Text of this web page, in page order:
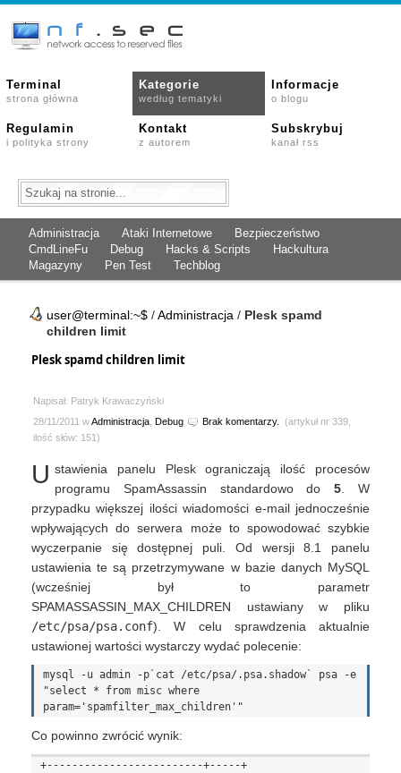
Terminal
strona główna
Kategorie
według tematyki
Informacje
o blogu
Regulamin
i polityka strony
Kontakt
z autorem
Subskrybuj
kanał rss
Administracja Ataki Internetowe
Bezpieczeństwo
CmdLineFu
Debug Hacks & Scripts
Hackultura
Magazyny
Pen Test Techblog
user@terminal:~$ /Administracja / Plesk spamd
children limit
Plesk spamd children limit
Napisał: Patryk Krawaczyński
28/11/2011 wAdministracja Debug Brak komentarzy.
(artykuł nr 339,
ilość słów: 151)
U stawienia panelu Plesk ograniczają ilość procesów
programu SpamAssassin standardowo do5 . W
przypadku większej ilości wiadomości e-mail jednocześnie
wpływających do serwera może to spowodować szybkie
wyczerpanie się dostępnej puli. Od wersji 8.1 panelu
ustawienia te są przetrzymywane w bazie danych MySQL
(wcześniej był to parametr
SPAMASSASSIN_MAX_CHILDREN ustawiany w pliku
/etc/psa/psa.conf). W celu sprawdzenia aktualnie
ustawionej wartości wystarczy wydać polecenie:
mysql -u admin -p`cat /etc/psa/.psa.shadow` psa -e
"select * from misc where
Co powinno zwrócić wynik:
+-------------------------+-----+